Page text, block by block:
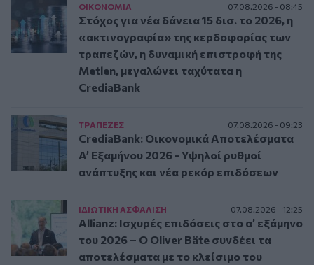
ΟΙΚΟΝΟΜΙΑ 07.08.2026 - 08:45
Στόχος για νέα δάνεια 15 δισ. το 2026, η
«ακτινογραφία» της κερδοφορίας των
τραπεζών, η δυναμική επιστροφή της
Metlen, μεγαλώνει ταχύτατα η
CrediaBank
ΤΡAΠΕΖΕΣ 07.08.2026 - 09:23
CrediaBank: Οικονομικά Αποτελέσματα
A’ Εξαμήνου 2026 - Υψηλοί ρυθμοί
ανάπτυξης και νέα ρεκόρ επιδόσεων
ΙΔΙΩΤΙΚΗ ΑΣΦAΛΙΣΗ 07.08.2026 - 12:25
Allianz: Ισχυρές επιδόσεις στο α’ εξάμηνο
του 2026 – Ο Oliver Bäte συνδέει τα
αποτελέσματα με το κλείσιμο του